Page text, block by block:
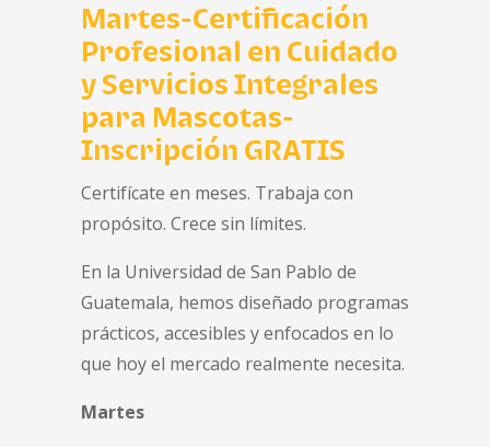
Martes-Certificación
Profesional en Cuidado
y Servicios Integrales
para Mascotas-
Inscripción GRATIS
Certifícate en meses. Trabaja con
propósito. Crece sin límites.
En la Universidad de San Pablo de
Guatemala, hemos diseñado programas
prácticos, accesibles y enfocados en lo
que hoy el mercado realmente necesita.
Martes